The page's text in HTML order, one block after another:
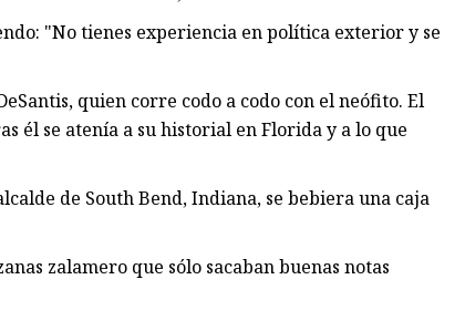
"No tienes experiencia en política exterior y se
quien corre codo a codo con el neófito. El
él se atenía a su historial en Florida y a lo que
de South Bend, Indiana, se bebiera una caja
zalamero que sólo sacaban buenas notas